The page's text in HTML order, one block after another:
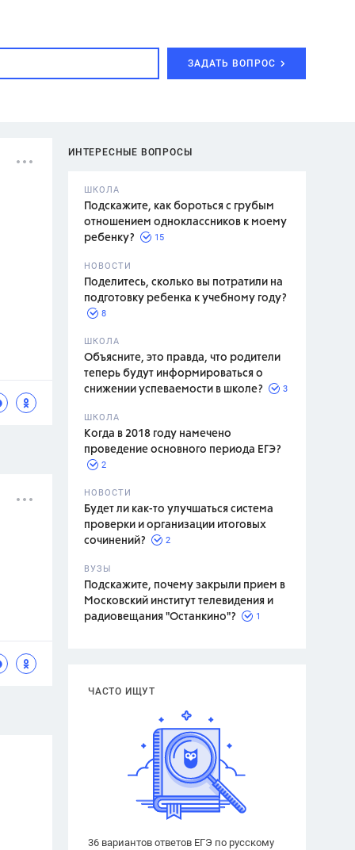
ЗАДАТЬ ВОПРОС
ИНТЕРЕСНЫЕ ВОПРОСЫ
ШКОЛА
Подскажите, как бороться с грубым
отношением одноклассников к моему
ребенку?
15
НОВОСТИ
Поделитесь, сколько вы потратили на
подготовку ребенка к учебному году?
8
ШКОЛА
Объясните, это правда, что родители
теперь будут информироваться о
снижении успеваемости в школе?
3
ШКОЛА
Когда в 2018 году намечено
проведение основного периода ЕГЭ?
2
НОВОСТИ
Будет ли как-то улучшаться система
проверки и организации итоговых
сочинений?
2
ВУЗЫ
Подскажите, почему закрыли прием в
Московский институт телевидения и
радиовещания "Останкино"?
1
ЧАСТО ИЩУТ
36 вариантов ответов ЕГЭ по русскому